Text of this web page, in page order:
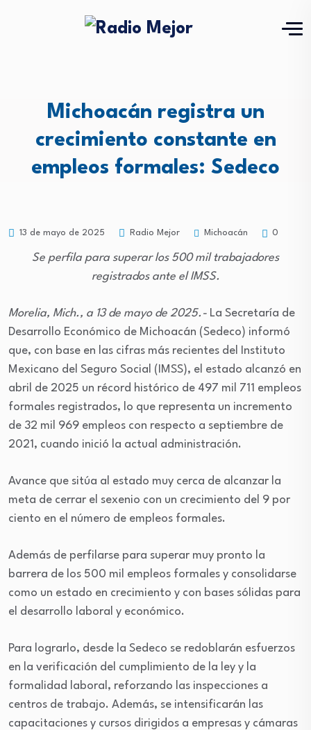
Michoacán registra un
crecimiento constante en
empleos formales: Sedeco
13 de mayo de 2025 Radio Mejor Michoacán 0
Se perfila para superar los 500 mil trabajadores
registrados ante el IMSS.
Morelia, Mich., a 13 de mayo de 2025.- La Secretaría de
Desarrollo Económico de Michoacán (Sedeco) informó
que, con base en las cifras más recientes del Instituto
Mexicano del Seguro Social (IMSS), el estado alcanzó en
abril de 2025 un récord histórico de 497 mil 711 empleos
formales registrados, lo que representa un incremento
de 32 mil 969 empleos con respecto a septiembre de
2021, cuando inició la actual administración.
Avance que sitúa al estado muy cerca de alcanzar la
meta de cerrar el sexenio con un crecimiento del 9 por
ciento en el número de empleos formales.
Además de perfilarse para superar muy pronto la
barrera de los 500 mil empleos formales y consolidarse
como un estado en crecimiento y con bases sólidas para
el desarrollo laboral y económico.
Para lograrlo, desde la Sedeco se redoblarán esfuerzos
en la verificación del cumplimiento de la ley y la
formalidad laboral, reforzando las inspecciones a
centros de trabajo. Además, se intensificarán las
capacitaciones y cursos dirigidos a empresas y cámaras